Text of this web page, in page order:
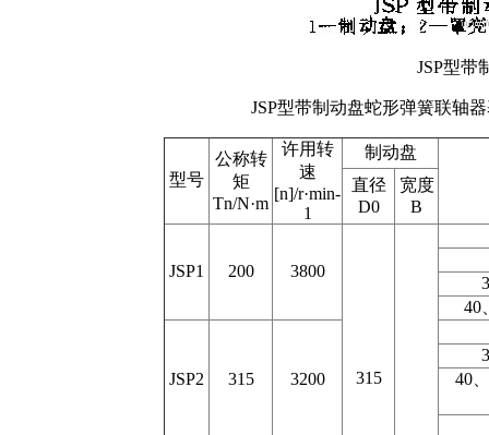
JSP型带
JSP型带制动盘蛇形弹簧联轴
型号
公称转
矩
Tn/N·m
许用转
速
[n]/r·min-
1
制动盘
直径
D0
宽度
B
JSP1 200 3800
315
40
JSP2 315 3200
40